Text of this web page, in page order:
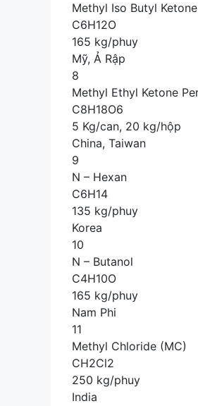
Methyl Iso Butyl
C6H12O
165 kg/phuy
Mỹ, Ả Rập
8
Methyl Ethyl Ketone
C8H18O6
5 Kg/can, 20 kg/hộp
China, Taiwan
9
N – Hexan
C6H14
135 kg/phuy
Korea
10
N – Butanol
C4H10O
165 kg/phuy
Nam Phi
11
Methyl Chloride (MC)
CH2Cl2
250 kg/phuy
India